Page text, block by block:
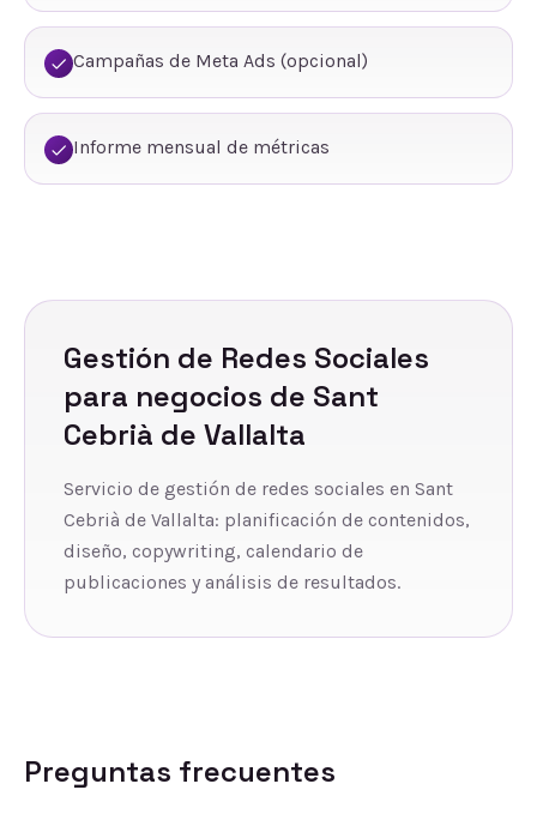
Campañas de Meta Ads (opcional)
Informe mensual de métricas
Gestión de Redes Sociales
para negocios de Sant
Cebrià de Vallalta
Servicio de gestión de redes sociales en Sant
Cebrià de Vallalta: planificación de contenidos,
diseño, copywriting, calendario de
publicaciones y análisis de resultados.
Preguntas frecuentes